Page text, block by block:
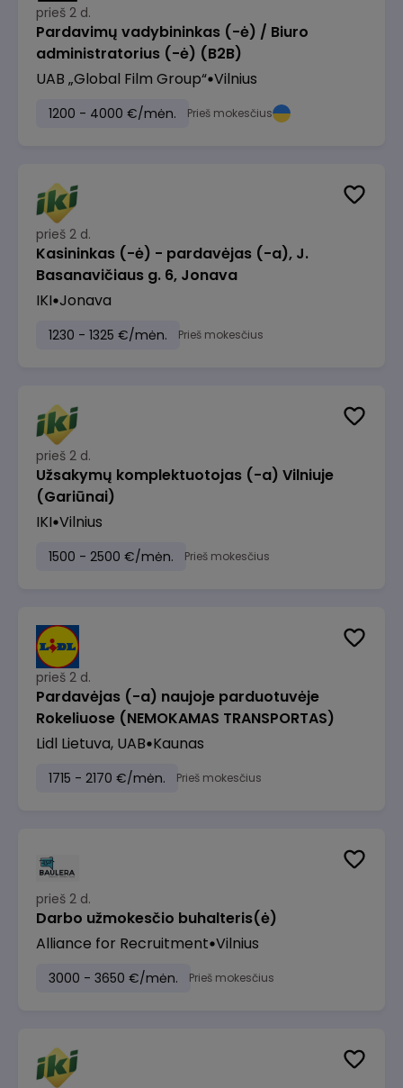
prieš 2 d.
Pardavimų vadybininkas (-ė) / Biuro
administratorius (-ė) (B2B)
UAB „Global Film Group“ Vilnius
1200 - 4000 €/mėn. Prieš mokesčius
prieš 2 d.
Kasininkas (-ė) - pardavėjas (-a), J.
Basanavičiaus g. 6, Jonava
IKI Jonava
1230 - 1325 €/mėn. Prieš mokesčius
prieš 2 d.
Užsakymų komplektuotojas (-a) Vilniuje
(Gariūnai)
IKI Vilnius
1500 - 2500 €/mėn. Prieš mokesčius
prieš 2 d.
Pardavėjas (-a) naujoje parduotuvėje
Rokeliuose (NEMOKAMAS TRANSPORTAS)
Lidl Lietuva, UAB Kaunas
1715 - 2170 €/mėn. Prieš mokesčius
prieš 2 d.
Darbo užmokesčio buhalteris(ė)
Alliance for Recruitment Vilnius
3000 - 3650 €/mėn. Prieš mokesčius